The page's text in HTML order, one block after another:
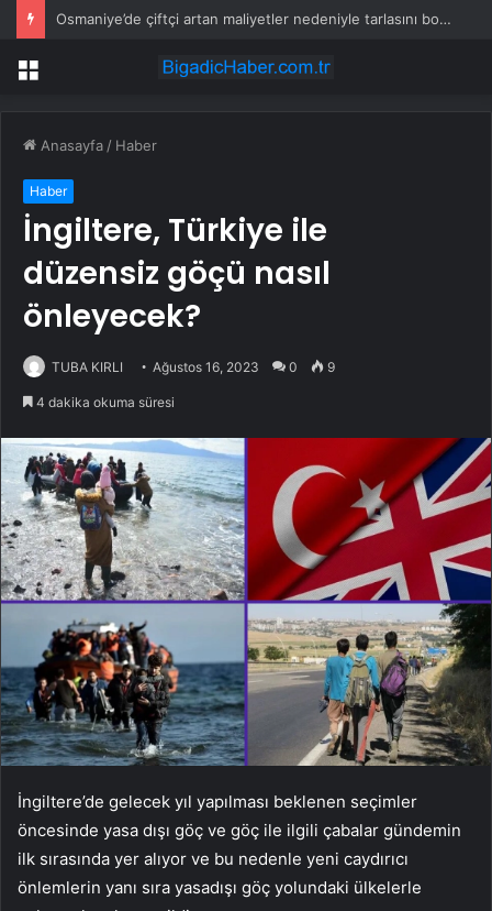
Osmaniye’de çiftçi artan maliyetler nedeniyle tarlasını boş bıraktı
Menü
Anasayfa / Haber
Haber
İngiltere, Türkiye ile
düzensiz göçü nasıl
önleyecek?
TUBA KIRLI Ağustos 16, 2023 0 9
4 dakika okuma süresi
İngiltere’de gelecek yıl yapılması beklenen seçimler
öncesinde yasa dışı göç ve göç ile ilgili çabalar gündemin
ilk sırasında yer alıyor ve bu nedenle yeni caydırıcı
önlemlerin yanı sıra yasadışı göç yolundaki ülkelerle